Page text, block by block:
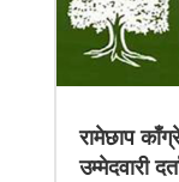
रामेछाप
उम्मेदवारी